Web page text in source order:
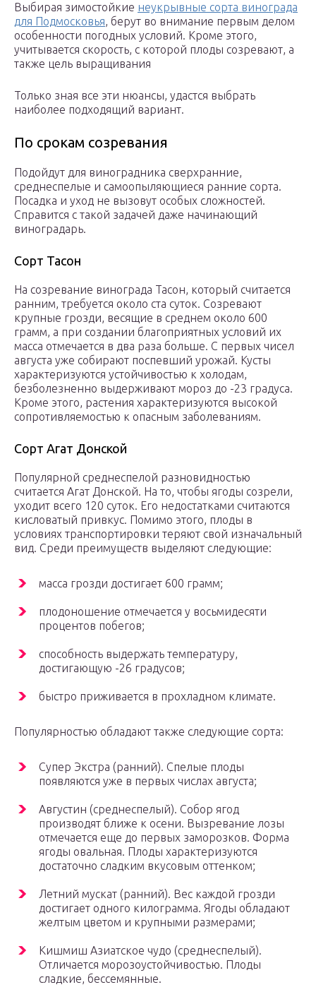
Выбирая зимостойкие неукрывные сорта винограда
для Подмосковья, берут во внимание первым делом
особенности погодных условий. Кроме этого,
учитывается скорость, с которой плоды созревают, а
также цель выращивания
Только зная все эти нюансы, удастся выбрать
наиболее подходящий вариант.
По срокам созревания
Подойдут для виноградника сверхранние,
среднеспелые и самоопыляющиеся ранние сорта.
Посадка и уход не вызовут особых сложностей.
Справится с такой задачей даже начинающий
виноградарь.
Сорт Тасон
На созревание винограда Тасон, который считается
ранним, требуется около ста суток. Созревают
крупные грозди, весящие в среднем около 600
грамм, а при создании благоприятных условий их
масса отмечается в два раза больше. С первых чисел
августа уже собирают поспевший урожай. Кусты
характеризуются устойчивостью к холодам,
безболезненно выдерживают мороз до -23 градуса.
Кроме этого, растения характеризуются высокой
сопротивляемостью к опасным заболеваниям.
Сорт Агат Донской
Популярной среднеспелой разновидностью
считается Агат Донской. На то, чтобы ягоды созрели,
уходит всего 120 суток. Его недостатками считаются
кисловатый привкус. Помимо этого, плоды в
условиях транспортировки теряют свой изначальный
вид. Среди преимуществ выделяют следующие:
масса грозди достигает 600 грамм;
плодоношение отмечается у восьмидесяти
процентов побегов;
способность выдержать температуру,
достигающую -26 градусов;
быстро приживается в прохладном климате.
Популярностью обладают также следующие сорта:
Супер Экстра (ранний). Спелые плоды
появляются уже в первых числах августа;
Августин (среднеспелый). Собор ягод
производят ближе к осени. Вызревание лозы
отмечается еще до первых заморозков. Форма
ягоды овальная. Плоды характеризуются
достаточно сладким вкусовым оттенком;
Летний мускат (ранний). Вес каждой грозди
достигает одного килограмма. Ягоды обладают
желтым цветом и крупными размерами;
Кишмиш Азиатское чудо (среднеспелый).
Отличается морозоустойчивостью. Плоды
сладкие, бессемянные.